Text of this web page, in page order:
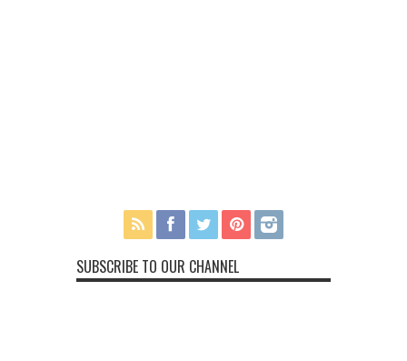
SUBSCRIBE TO OUR CHANNEL